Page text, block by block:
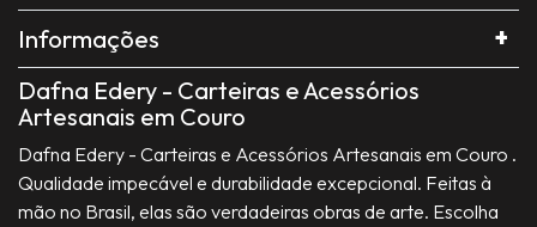
Informações
Dafna Edery - Carteiras e Acessórios
Artesanais em Couro
Dafna Edery - Carteiras e Acessórios Artesanais em Couro .
Qualidade impecável e durabilidade excepcional. Feitas à
mão no Brasil, elas são verdadeiras obras de arte. Escolha